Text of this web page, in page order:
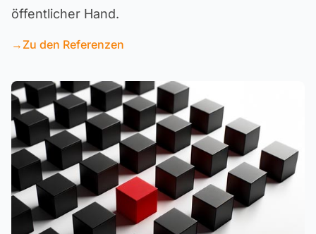
öffentlicher Hand.
→ Zu den Referenzen